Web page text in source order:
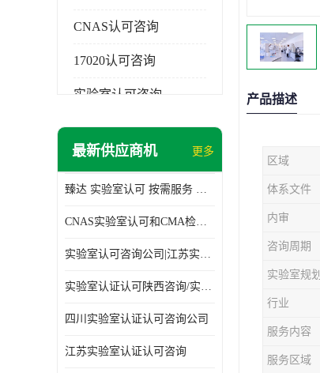
CNAS认可咨询
17020认可咨询
实验室认可咨询
最新供应商机 更多
臻达 实验室认可 按需服务 全程陪同
CNAS实验室认可和CMA检验检测资质认定
实验室认可咨询公司|江苏实验室认证
实验室认证认可陕西咨询/实验室认证认可咨询
四川实验室认证认可咨询公司
江苏实验室认证认可咨询
产品描述
区域
体系文件
内审
咨询周期
实验室规划
行业
服务内容
服务区域